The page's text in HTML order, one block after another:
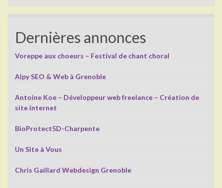
Dernières annonces
Voreppe aux choeurs – Festival de chant choral
Alpy SEO & Web à Grenoble
Antoine Koe – Développeur web freelance – Création de
site internet
BioProtect5D-Charpente
Un Site à Vous
Chris Gaillard Webdesign Grenoble